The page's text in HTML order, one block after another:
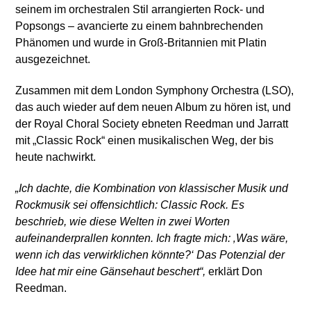
seinem im orchestralen Stil arrangierten Rock- und
Popsongs – avancierte zu einem bahnbrechenden
Phänomen und wurde in Groß-Britannien mit Platin
ausgezeichnet.
Zusammen mit dem London Symphony Orchestra (LSO),
das auch wieder auf dem neuen Album zu hören ist, und
der Royal Choral Society ebneten Reedman und Jarratt
mit „Classic Rock“ einen musikalischen Weg, der bis
heute nachwirkt.
„Ich dachte, die Kombination von klassischer Musik und
Rockmusik sei offensichtlich: Classic Rock. Es
beschrieb, wie diese Welten in zwei Worten
aufeinanderprallen konnten. Ich fragte mich: ‚Was wäre,
wenn ich das verwirklichen könnte?‘ Das Potenzial der
Idee hat mir eine Gänsehaut beschert“, erklärt Don
Reedman.